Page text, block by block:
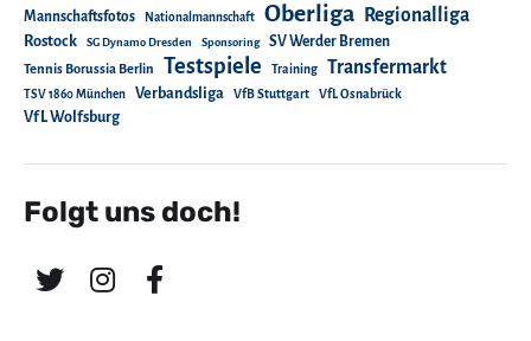
Mannschaftsfotos
Nationalmannschaft Oberliga Regionalliga
Rostock SG Dynamo Dresden Sponsoring SV Werder Bremen
Tennis Borussia Berlin Testspiele Training Transfermarkt
TSV 1860 München Verbandsliga VfB Stuttgart VfL Osnabrück
VfL Wolfsburg
Folgt uns doch!